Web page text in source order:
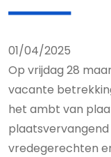
01/04/2025
Op vrijdag 28
vacante
het ambt van
vredegerechten